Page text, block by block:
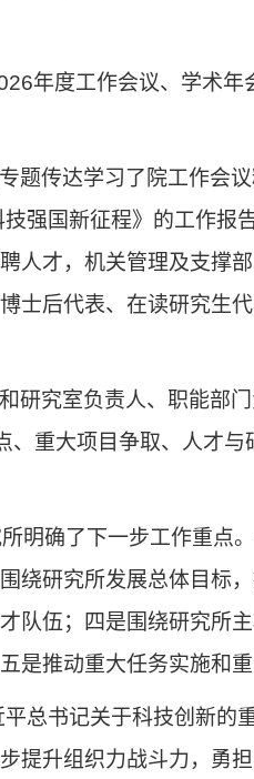
年度工作会议、学术年
题传达学习了院工作会
技强国新征程》的工作报
人才， 机关管理及支撑部
士后代表、在读研究生
研究室负责人、职能部
、重大项目争取、人才
确了下一步工作重点
绕研究所发展总体目标
队伍；四是围绕研究所
是推动重大任务实施和
总书记关于科技创新
提升组织力战斗力，勇